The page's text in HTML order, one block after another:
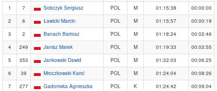
1 7 Sobczyk Sergiusz POL M 01:15:38
00:00:00
2
6 Ławicki Marcin POL M 01:15:57
00:00:19
3
2 Banach Bartosz POL M 01:18:24
00:02:46
4
249 Janisz Marek POL M 01:19:33
00:03:55
5
353 Jankowski Dawid POL M 01:22:03
00:06:25
6
39 Mroczkowski Karol POL M 01:24:04
00:08:26
7
277 Gadomska Agnieszka POL K 01:24:42
00:09:04